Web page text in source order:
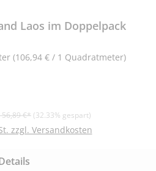
Laos im Doppelpack
(106,94 € / 1 Quadratmeter)
Preis:
56,89 €* (32.33% gespart)
zzgl. Versandkosten